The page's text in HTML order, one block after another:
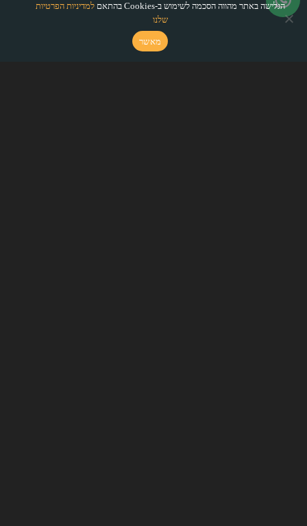
הגלישה באתר מהווה הסכמה לשימוש ב-Cookies בהתאם
למדיניות הפרטיות
שלנו
מאשר